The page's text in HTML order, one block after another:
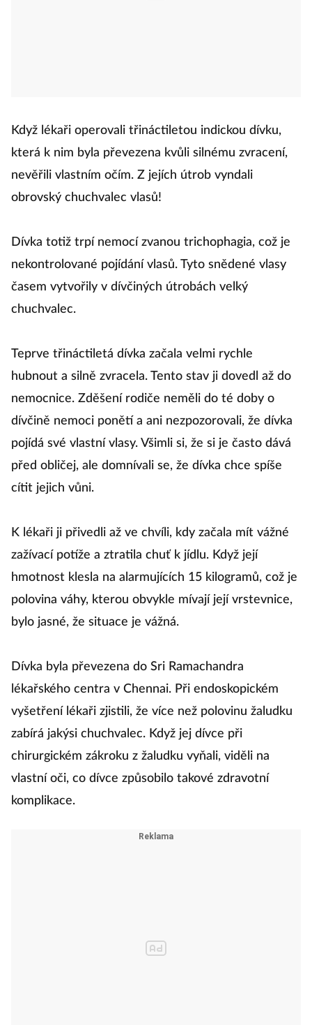
Když lékaři operovali třináctiletou indickou dívku,
která k nim byla převezena kvůli silnému zvracení,
nevěřili vlastním očím. Z jejích útrob vyndali
obrovský chuchvalec vlasů!
Dívka totiž trpí nemocí zvanou trichophagia, což je
nekontrolované pojídání vlasů. Tyto snědené vlasy
časem vytvořily v dívčiných útrobách velký
chuchvalec.
Teprve třináctiletá dívka začala velmi rychle
hubnout a silně zvracela. Tento stav ji dovedl až do
nemocnice. Zděšení rodiče neměli do té doby o
dívčině nemoci ponětí a ani nezpozorovali, že dívka
pojídá své vlastní vlasy. Všimli si, že si je často dává
před obličej, ale domnívali se, že dívka chce spíše
cítit jejich vůni.
K lékaři ji přivedli až ve chvíli, kdy začala mít vážné
zažívací potíže a ztratila chuť k jídlu. Když její
hmotnost klesla na alarmujících 15 kilogramů, což je
polovina váhy, kterou obvykle mívají její vrstevnice,
bylo jasné, že situace je vážná.
Dívka byla převezena do Sri Ramachandra
lékařského centra v Chennai. Při endoskopickém
vyšetření lékaři zjistili, že více než polovinu žaludku
zabírá jakýsi chuchvalec. Když jej dívce při
chirurgickém zákroku z žaludku vyňali, viděli na
vlastní oči, co dívce způsobilo takové zdravotní
komplikace.